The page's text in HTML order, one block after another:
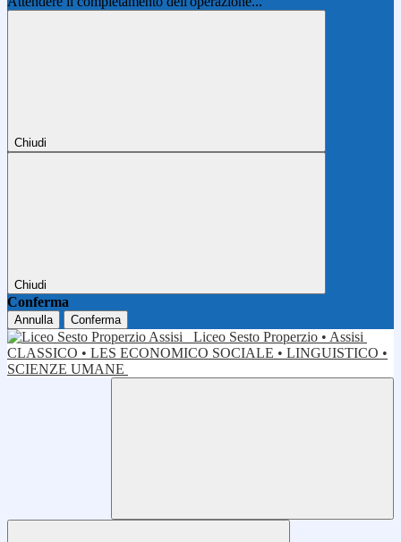
Chiudi
Chiudi
Conferma
Annulla Conferma
Liceo Sesto Properzio • Assisi
CLASSICO • LES ECONOMICO SOCIALE • LINGUISTICO •
SCIENZE UMANE